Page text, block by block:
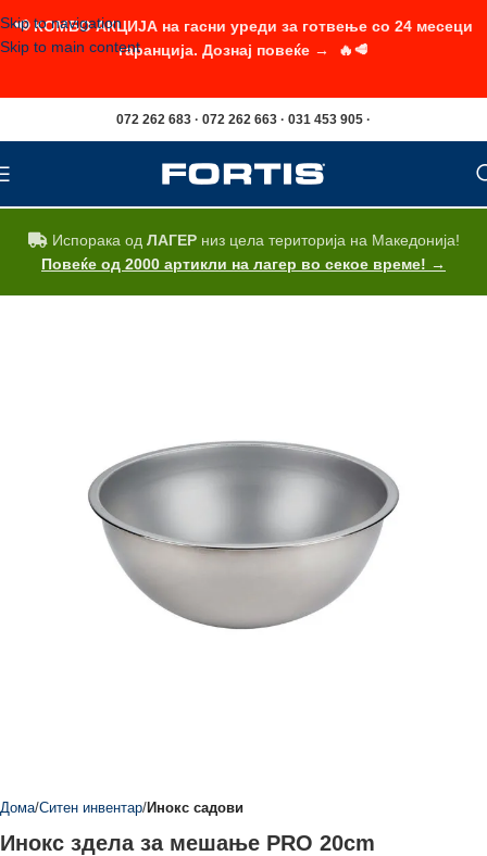
Skip to navigation
Skip to main content
072 262 683 · 072 262 663 · 031 453 905 ·
Испорака од ЛАГЕРниз цела територија на Македонија!
Повеќе од 2000 артикли на лагер во секое време! →
Дома Ситен инвентар Инокс садови
Инокс здела за мешање PRO 20cm
📢 КОМБО АКЦИЈА на гасни уреди за готвење со 24 месеци
гаранција. Дознај повеќе → 🔥🥩